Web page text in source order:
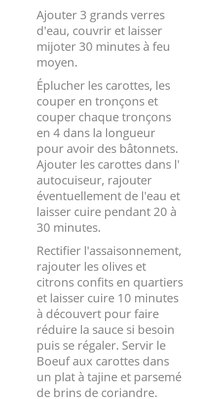
Ajouter 3 grands verres
d'eau, couvrir et laisser
mijoter 30 minutes à feu
moyen.
Éplucher les carottes, les
couper en tronçons et
couper chaque tronçons
en 4 dans la longueur
pour avoir des bâtonnets.
Ajouter les carottes dans l'
autocuiseur, rajouter
éventuellement de l'eau et
laisser cuire pendant 20 à
30 minutes.
Rectifier l'assaisonnement,
rajouter les olives et
citrons confits en quartiers
et laisser cuire 10 minutes
à découvert pour faire
réduire la sauce si besoin
puis se régaler. Servir le
Boeuf aux carottes dans
un plat à tajine et parsemé
de brins de coriandre.